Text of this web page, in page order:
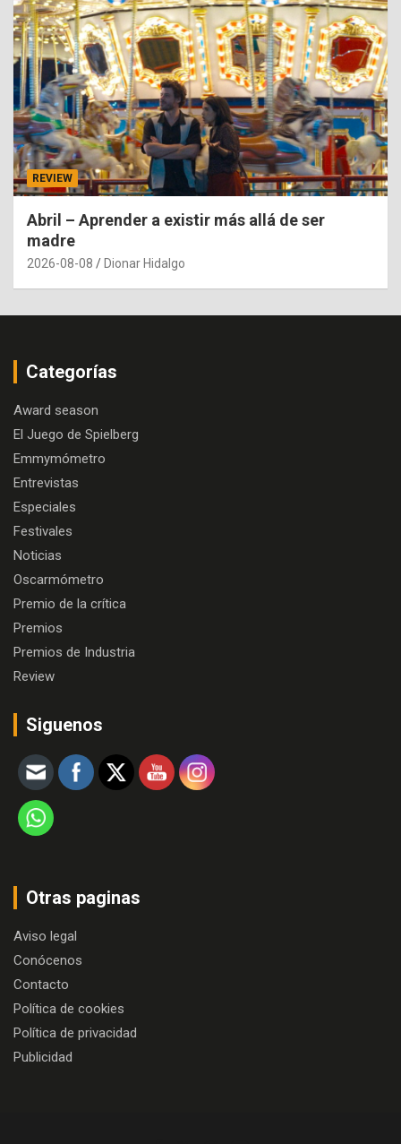
REVIEW
Abril – Aprender a existir más allá de ser
madre
2026-08-08 Dionar Hidalgo
Categorías
Award season
El Juego de Spielberg
Emmymómetro
Entrevistas
Especiales
Festivales
Noticias
Oscarmómetro
Premio de la crítica
Premios
Premios de Industria
Review
Siguenos
Otras paginas
Aviso legal
Conócenos
Contacto
Política de cookies
Política de privacidad
Publicidad